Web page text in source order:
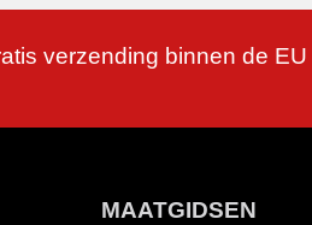
verzending binnen de
MAATGIDSEN